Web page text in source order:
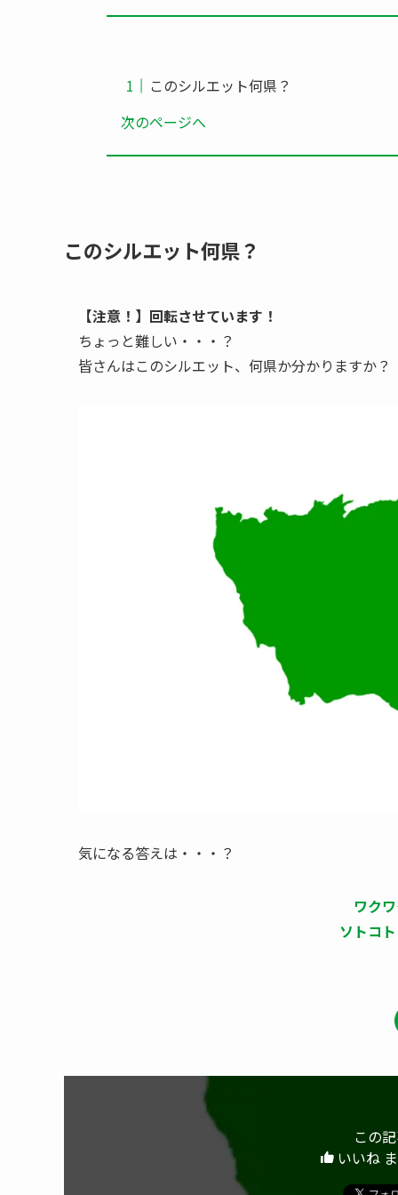
このシルエット何県？
次のページへ
このシルエット何県？
【注意！】回転させています！
ちょっと難しい・・・？
皆さんはこのシルエット、何県か分かりますか？
気になる答えは・・・？
ワク
ソトコ
この
いいね